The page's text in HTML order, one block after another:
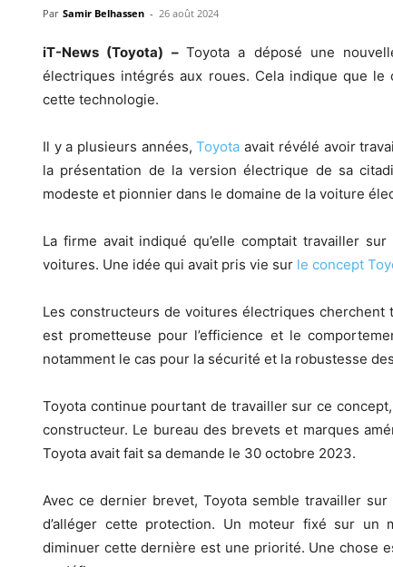
Par Samir Belhassen - 26 août 2024
iT-News (Toyota) – Toyota a déposé une
électriques intégrés aux roues. Cela indique que
cette technologie.
Il y a plusieurs années,Toyota avait révélé avoir
la présentation de la version électrique de sa
modeste et pionnier dans le domaine de la voiture
La firme avait indiqué qu’elle comptait travailler
voitures. Une idée qui avait pris vie sur le concept
Les constructeurs de voitures électriques
est prometteuse pour l’efficience et le
notamment le cas pour la sécurité et la robustesse
Toyota continue pourtant de travailler sur ce
constructeur. Le bureau des brevets et marques
Toyota avait fait sa demande le 30 octobre 2023.
Avec ce dernier brevet, Toyota semble travailler
d’alléger cette protection. Un moteur fixé sur un
diminuer cette dernière est une priorité. Une chose